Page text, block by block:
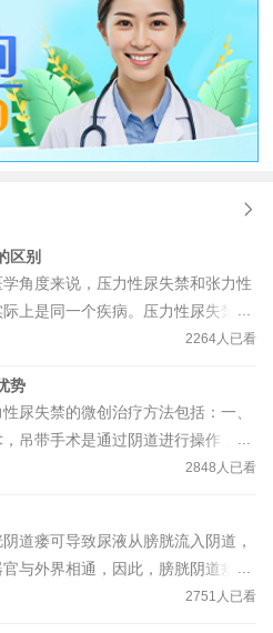
区别
度来说，压力性尿失禁和张力性
际上是同一个疾病。压力性尿失禁是
加引起的不自主溢尿，临床上容易
原因导致未能及时排尿，使膀胱容
增加，对尿道和逼尿肌产生一定压
充盈过度，一般超过500毫升，则
漏尿症状。而压力性尿失禁是在咳
等腹压增加的情况下出现漏尿，膀
过度充盈。
2264人已看
势
失禁的微创治疗方法包括：一、
吊带手术是通过阴道进行操作，无
论上属于微创手术，在门诊一日即
恢复快；二、激光手术或者尿道旁
剂注射手术，在门诊一日即可完成，
能够自主排尿一次，即可出院回家，
、病人恢复快。
2848 人已看
瘘可导致尿液从膀胱流入阴道，
与外界相通，因此，膀胱阴道瘘最
是感染：首先是尿道感染、膀胱感
2751 人已看